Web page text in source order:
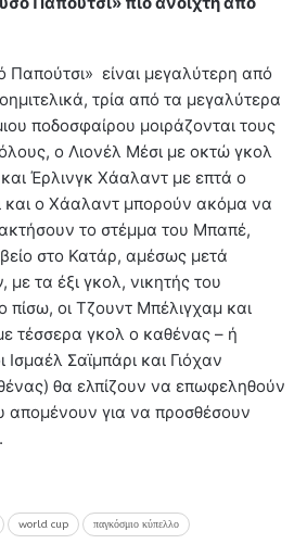
Παπούτσι» είναι μεγαλύτερη από
τρία από τα μεγαλύτερα
ποδοσφαίρου μοιράζονται τους
ο Λιονέλ Μέσι με οκτώ γκολ
Έρλινγκ Χάαλαντ με επτά ο
ο Χάαλαντ μπορούν ακόμα να
το στέμμα του Μπαπέ,
στο Κατάρ, αμέσως μετά
με τα έξι γκολ, νικητής του
πίσω, οι Τζουντ Μπέλιγχαμ και
τέσσερα γκολ ο καθένας – ή
Σαϊμπάρι και Γιόχαν
θα ελπίζουν να επωφεληθούν
απομένουν για να προσθέσουν
world cup παγκόσμιο κύπελλο